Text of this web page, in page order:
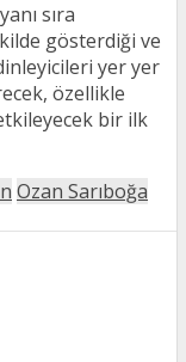
sıra
gösterdiği ve
yer yer
özellikle
bir ilk
Ozan Sarıboğa